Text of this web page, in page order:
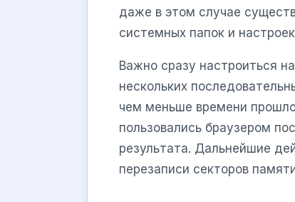
даже в этом случае
системных папок и
Важно сразу настроиться
нескольких
чем меньше времени
пользовались браузером
результата. Дальнейшие
перезаписи секторов